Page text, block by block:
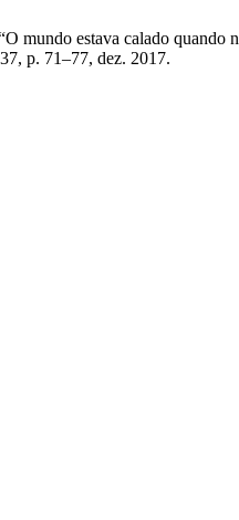
mundo estava calado quando
p. 71–77, dez. 2017.